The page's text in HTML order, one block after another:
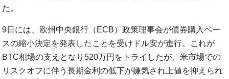
た。
9日には、欧州中央銀行（ECB）政策理事会が債券購入ペー
スの縮小決定を発表したことを受けドル安が進行。これが
BTC相場の支えとなり520万円をトライしたが、米市場での
リスクオフに伴う長期金利の低下が嫌気され上値を抑えられ